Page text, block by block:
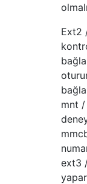
Ext2
mnt
ext3